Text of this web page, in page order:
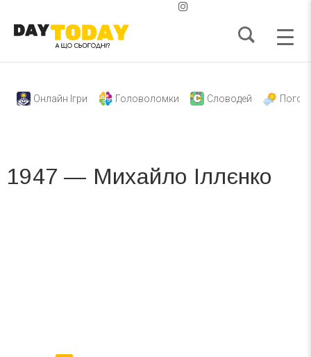
Онлайн Ігри Головоломки Словодей
1947 — Михайло Іллєнко